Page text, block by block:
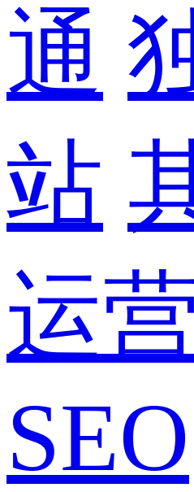
通
站
运
SEO